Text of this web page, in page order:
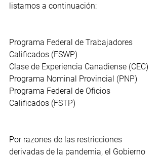
listamos a continuación:
Programa Federal de Trabajadores
Calificados (FSWP)
Clase de Experiencia Canadiense (CEC)
Programa Nominal Provincial (PNP)
Programa Federal de Oficios
Calificados (FSTP)
Por razones de las restricciones
derivadas de la pandemia, el Gobierno